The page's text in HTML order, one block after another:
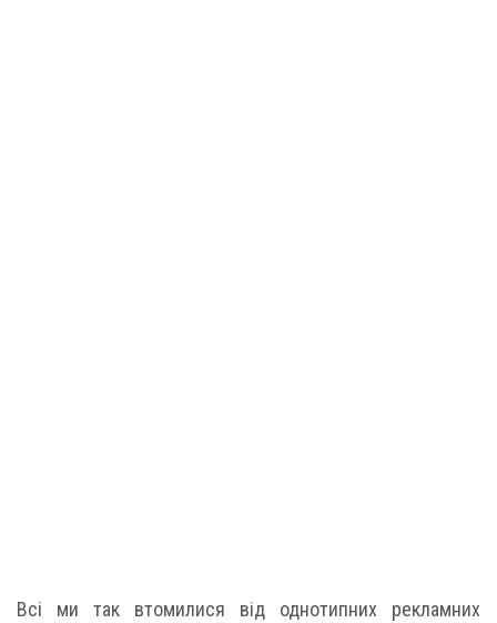
Всі ми так втомилися від однотипних рекламних